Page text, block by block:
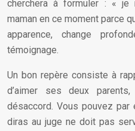
cherchera à formuler : «
maman en ce moment parce
apparence, change
témoignage.
Un bon repère consiste à
d’aimer ses deux
désaccord. Vous pouvez
diras au juge ne doit pas